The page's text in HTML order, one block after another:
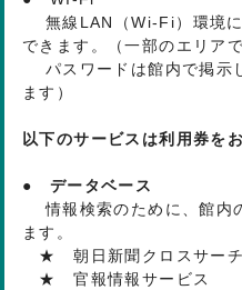
無線LAN（Wi-Fi）環境に
できます。（一部のエリア
パスワードは館内で掲示
ます）
以下のサービスは利用券を
● データベース
情報検索のために、館内
ます。
★ 朝日新聞クロスサーチ
★ 官報情報サービス